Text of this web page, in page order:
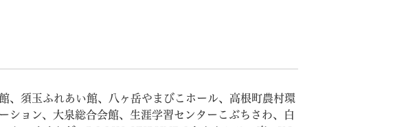
、須玉ふれあい館、八ヶ岳やまびこホール、高根町農村環
ション、大泉総合会館、生涯学習センターこぶちさわ、白